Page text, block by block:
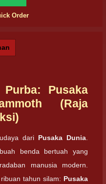
Order
Purba: Pusaka
(Raja
dari Pusaka Dunia.
benda bertuah yang
manusia modern.
tahun silam: Pusaka